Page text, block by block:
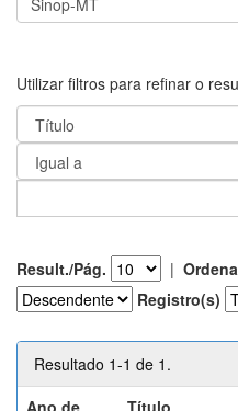
Utilizar filtros para refinar o
Result./Pág. |
Registro(s)
Resultado 1-1 de 1.
Ano de
Título